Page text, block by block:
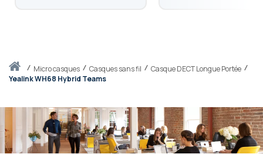
Accueilmicro casques Casques sans fil
Casque DECT Longue Portée
Yealink WH68 Hybrid Teams